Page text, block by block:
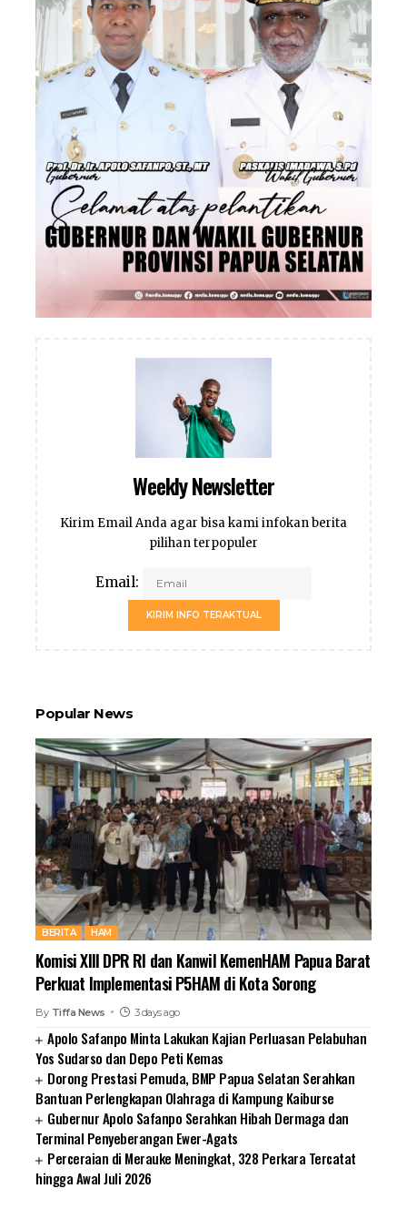
Weekly Newsletter
Kirim Email Anda agar bisa kami infokan berita
pilihan terpopuler
Email:
KIRIM INFO TERAKTUAL
Popular News
BERITA HAM
Komisi XIII DPR RI dan Kanwil KemenHAM Papua Barat
Perkuat Implementasi P5HAM di Kota Sorong
By Tiffa News 3 days ago
Apolo Safanpo Minta Lakukan Kajian Perluasan Pelabuhan
Yos Sudarso dan Depo Peti Kemas
Dorong Prestasi Pemuda, BMP Papua Selatan Serahkan
Bantuan Perlengkapan Olahraga di Kampung Kaiburse
Gubernur Apolo Safanpo Serahkan Hibah Dermaga dan
Terminal Penyeberangan Ewer-Agats
Perceraian di Merauke Meningkat, 328 Perkara Tercatat
hingga Awal Juli 2026